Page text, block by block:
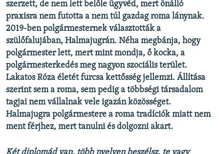
szerzett, de nem lett belőle ügyvéd, mert önálló
praxisra nem futotta a nem túl gazdag roma lánynak.
2019-ben polgármesternek választották a
szülőfalujában, Halmajugrán. Néha megbánja, hogy
polgármester lett, mert mint mondja, ő kocka, a
polgármesterkedés meg nagyon szociális terület.
Lakatos Róza életét furcsa kettősség jellemzi. Állítása
szerint sem a roma, sem pedig a többségi társadalom
tagjai nem vállalnak vele igazán közösséget.
Halmajugra polgármestere a roma tradíciók miatt nem
ment férjhez, mert tanulni és dolgozni akart.